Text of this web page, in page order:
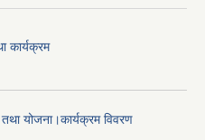
कार्यक्रम
योजना।कार्यक्रम विवरण